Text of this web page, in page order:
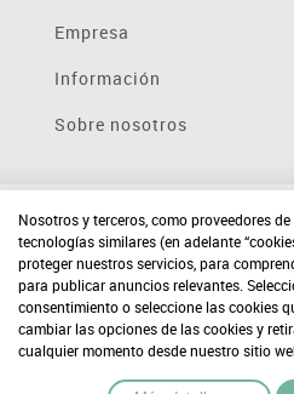
Empresa
Información
Sobre nosotros
Nosotros y terceros, como proveedores
tecnologías similares (en adelante
proteger nuestros servicios, para
para publicar anuncios relevantes.
consentimiento o seleccione las cookies
cambiar las opciones de las cookies y
cualquier momento desde nuestro sitio